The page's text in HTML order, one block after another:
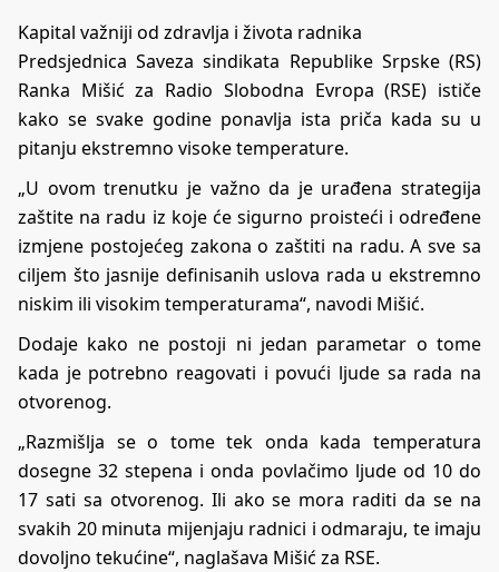
Kapital važniji od zdravlja i života radnika
Predsjednica Saveza sindikata Republike Srpske (RS)
Ranka Mišić za Radio Slobodna Evropa (RSE) ističe
kako se svake godine ponavlja ista priča kada su u
pitanju ekstremno visoke temperature.
„U ovom trenutku je važno da je urađena strategija
zaštite na radu iz koje će sigurno proisteći i određene
izmjene postojećeg zakona o zaštiti na radu. A sve sa
ciljem što jasnije definisanih uslova rada u ekstremno
niskim ili visokim temperaturama“, navodi Mišić.
Dodaje kako ne postoji ni jedan parametar o tome
kada je potrebno reagovati i povući ljude sa rada na
otvorenog.
„Razmišlja se o tome tek onda kada temperatura
dosegne 32 stepena i onda povlačimo ljude od 10 do
17 sati sa otvorenog. Ili ako se mora raditi da se na
svakih 20 minuta mijenjaju radnici i odmaraju, te imaju
dovoljno tekućine“, naglašava Mišić za RSE.